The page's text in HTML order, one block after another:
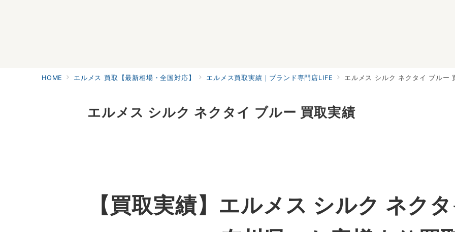
HOME エルメス 買取【最新相場・全国対応】 エルメス買取実績｜ブランド専門店LIFE エルメス シルク ネクタイ ブルー
エルメス シルク ネクタイ ブルー 買取実績
【買取実績】エルメス シルク ネク